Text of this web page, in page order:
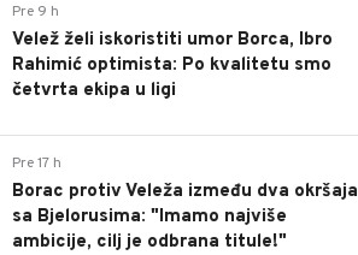
Pre 9 h
Velež želi iskoristiti umor Borca, Ibro
Rahimić optimista: Po kvalitetu smo
četvrta ekipa u ligi
Pre 17 h
Borac protiv Veleža između dva okršaja
sa Bjelorusima: "Imamo najviše
ambicije, cilj je odbrana titule!"